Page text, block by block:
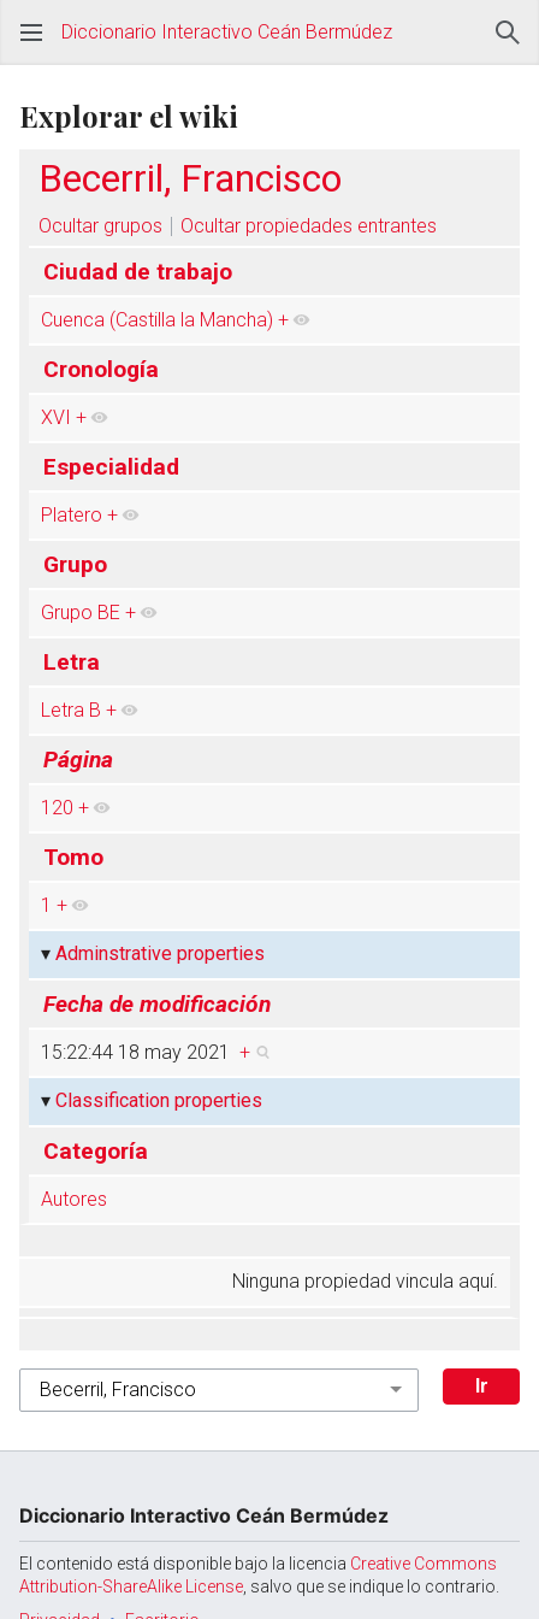
Diccionario Interactivo Ceán Bermúdez
Explorar el wiki
Becerril, Francisco
Ocultar grupos Ocultar propiedades entrantes
Ciudad de trabajo
Cuenca (Castilla la Mancha) +
Cronología
XVI +
Especialidad
Platero +
Grupo
Grupo BE +
Letra
Letra B +
Página
120 +
Tomo
1 +
Adminstrative properties
Fecha de modificación
15:22:44 18 may 2021 +
Classification properties
Categoría
Autores
Ninguna propiedad vincula aquí.
Diccionario Interactivo Ceán Bermúdez
El contenido está disponible bajo la licencia Creative Commons
Attribution-ShareAlike License , salvo que se indique lo contrario.